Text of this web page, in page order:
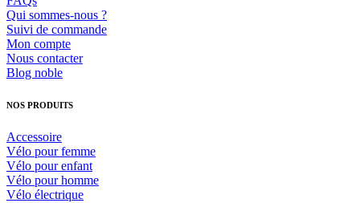
Qui sommes-nous ?
Suivi de commande
Mon compte
Nous contacter
Blog noble
NOS PRODUITS
Accessoire
Vélo pour femme
Vélo pour enfant
Vélo pour homme
Vélo électrique